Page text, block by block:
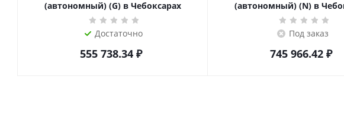
(автономный) (G) в Чебоксарах
Достаточно
555 738.34₽
(автономный) (N) в
Под заказ
745 966.42₽